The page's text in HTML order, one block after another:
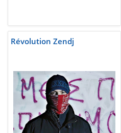
Révolution Zendj